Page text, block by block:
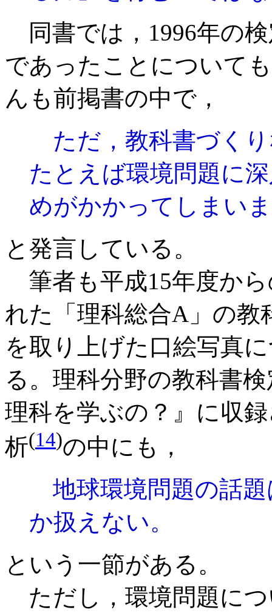
同書では，1996年の
であったことについて
んも前掲書の中で，
ただ，教科書づく
たとえば環境問題に
めがかかってしまい
と発言している。
筆者も平成15年度か
れた「理科総合A」の教
を取り上げた口絵写真
る。理科分野の教科書
理科を学ぶの？』に収
析(14)の中にも，
地球環境問題の話題
か扱えない。
という一節がある。
ただし，環境問題につ